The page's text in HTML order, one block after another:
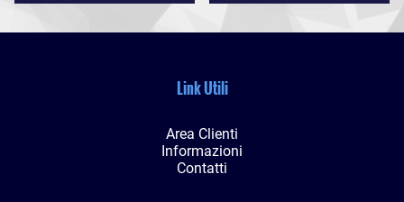
Link Utili
Area Clienti
Informazioni
Contatti